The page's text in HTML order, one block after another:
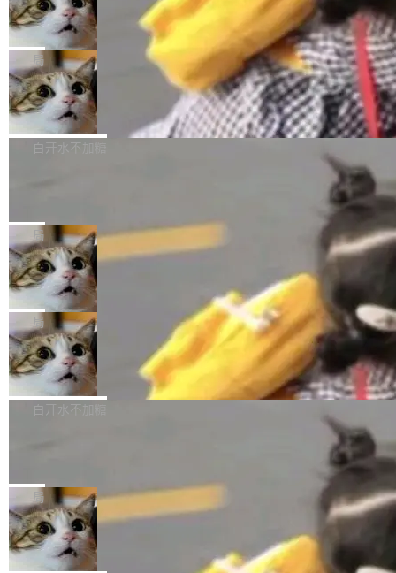
意味着一个无人看管的 AI 程序，在近半年时间
里日夜不停地"烧钱"。 复盘显示，...
而美国模型厂商在"闭门造车"。他的原话是 "buil
ding in silos"——各自为战，互不通气。 这个判
断从他嘴里说出来分量不同。Hugging Face 是
全球最大的开源 AI 平台，上面跑着上百万个模
型。谁在开源赛道上领先，...
序给别人用。偶尔有人自己写个博客系统、智能
家居控制、家庭实验室，都算稀奇事。 Crawsh
aw 是 Shelley 的作者，一个开源 AI coding age
nt。他最近在博客上写了一篇文章，核心论点很
简单：开发者工具必须开源。 理由不是传统的自
由软件情怀，而是一个跟 AI agent 直接相关的
技术判断。 两行 prompt 就能个性化任何软件 C
DeepSeek Harness 宣布内测邀请，全
网最大规模开源 Agent 路演现场诞生
一条内测招募帖，发出去的时候大概没人想到它
会变成一场开源 Agent 生态的路演。 8月1日，
DeepSeek Harness 团队负责人崔添翼（tiany
i）在 X 上发帖： 「如果你是 Agent Harness 相
关开源项目的开发者，希望参加 DeepSeek Har
ness 的内测，可以回复或私信联系我。请附上
Harness 负责把能力落到真实环境中——调用工
具、读写文件、管理上下文、处理错误、完成闭
环。崔添翼招人的标...
局
商汤 SenseNova U1.5-Lite-Preview
开源
商汤科技宣布面向社区开源轻量级统一多模态模
型的预览版本 SenseNova U1.5-Lite-Preview。
理解、推理、生成与编辑，还仅以 8B-MoT 的轻
量大小，将能力推进到4K、更精细的真实质感、
更复杂的视觉控制和可持续迭代编辑。 相比 U
1，U1.5-Lite-Preview 在以下方向上带来了显著
提升： 原生支持4K图像生成； 更精细的局部纹
理、细节与真实世界质感； 更准确的中英文文字
生成与复杂版式组织； 更稳定的图...
白开水不加糖
nap。这次是 hwctl——一个用来检查 Ubuntu
硬件认证状态的命令行工具。 Canonical 工程师
Alan Griffiths 在邮件列表中说得很直白：「hwc
tl 是一个 Ubuntu 专有的包，它和它的依赖项都
是 Ubuntu 专有的，不会用在其他发行版上。」
所以 deb 版本的受众实际上为零。既然只有 Ub
untu 用户在用，那用 snap 打包就没什么可纠结
的。 从 deb 到 snap 的迁移路径 hwctl 是 rust-
hwlib 硬件 API 库的一部分，命令行工具负责查
局
Dario Amodei 担心新人来 Anthropic
只为金钱，不为使命
顶级 AI 研究员在两家公司之间来回跳，中间只
隔了几天。 Lilian Weng 上周刚宣布因健康原因
离开 Thinking Machines Lab，说自己作为联合
创始人的角色「太累了」。几天后，The Inform
ation 就曝出她将重回 OpenAI，负责递归自我
改进方向的研究。她是 Thinking Machines 过
一在人才争夺战中失血的公司。六月，Google
连失两员大将：Noam Shazeer 去了 Op...
局
FFmpeg 9.0 发布
FFmpeg 9.0 现已发布，包含多项改进。官方更
新日志列出的 9.0 版本主要更新内容如下： 扩
er HE-AAC 960 解码 (DAB+) transpose_cuda
filter 添加 AMF Frame Rate Converter (vf_frc
_amf) filter SMPTE 2094-50 元数据支持和直
通 ProRes RAW VideoToolbox 硬件加速器 AP
白开水不加糖
Code 在 X 上发帖：「DeepSeek Flash did 8T
tokens on August 1st. 5T of free usage + 3T
on OpenCode Go.」79.8 万次浏览，连带着 #
DeepSeek一天消耗了8万亿# 上了微博热搜——
局
NetBSD 11.0 正式发布
NetBSD 11.0 现已正式发布，这是 NetBSD 操